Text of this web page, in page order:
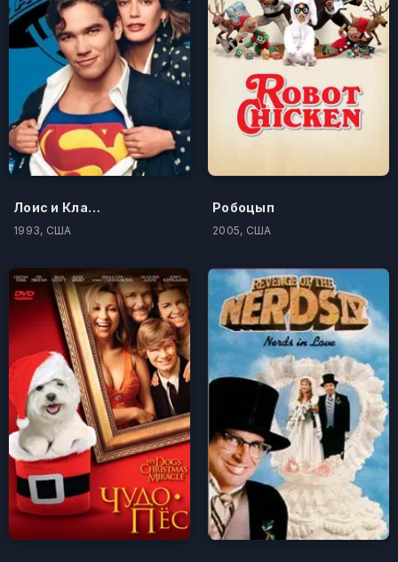
Лоис и Кларк: Новые приключения Супермена
1993, США
Робоцып
2005, США